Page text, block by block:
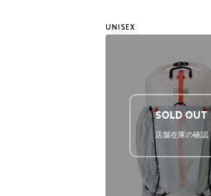
UNISEX
SOLD OUT
店舗在庫の確認